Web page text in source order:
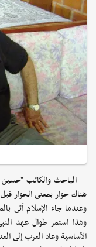
الباحث والكاتب "حسين
هناك حوار بمعنى الحوار قبل
وعندما جاء الإسلام أتى
وهذا استمر طوال عهد
الأساسية وعاد العرب إلى